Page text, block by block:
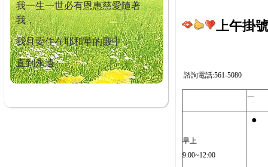
我一生一世必有恩惠慈愛隨著
我，
我且要住在耶和華的殿中，
直到永遠。
上午掛
諮詢電話:561-5080
一
早上
9:00~12:00
●